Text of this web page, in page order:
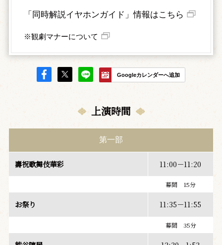
「同時解説イヤホンガイド」情報はこちら
※観劇マナーについて
Googleカレンダーへ追加
上演時間
第一部
壽祝歌舞伎華彩 11:00－11:20
幕間 15分
お祭り 11:35－11:55
幕間 35分